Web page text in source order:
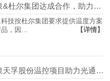
合泉&杜尔集团达成合作，助力涂装行业发展
技按杜尔集团要求提供温度方案
品，因…
【详情】
合泉天孚股份温控项目助力光通讯行业发展